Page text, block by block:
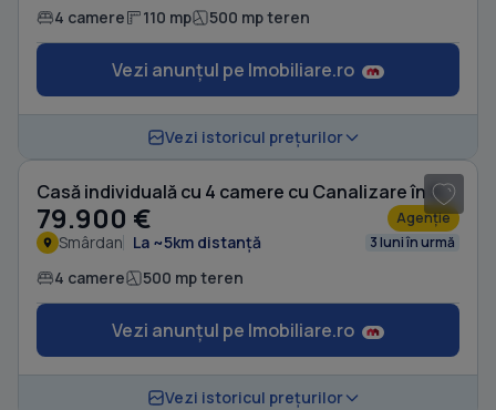
4 camere 110 mp 500 mp teren
Vezi anunțul pe Imobiliare.ro
Vezi istoricul prețurilor
Casă individuală cu 4 camere cu Canalizare în Smârdan
79.900 € Agenție
Smârdan La ~5km distanță 3 luni în urmă
4 camere 500 mp teren
Vezi anunțul pe Imobiliare.ro
Vezi istoricul prețurilor